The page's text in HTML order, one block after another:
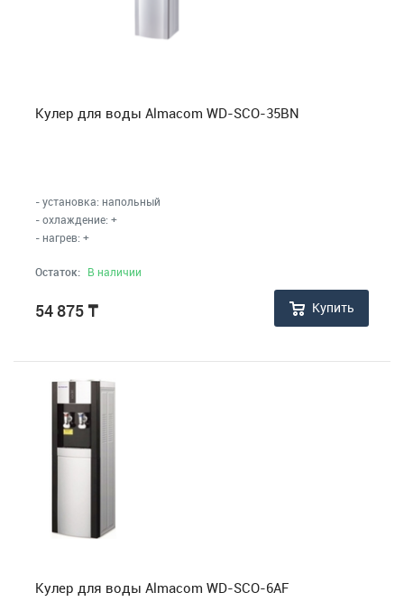
Кулер для воды Almacom WD-SCO-35BN
- установка: напольный
- охлаждение: +
- нагрев: +
Остаток: В наличии
54 875 ₸ Купить
Кулер для воды Almacom WD-SCO-6AF